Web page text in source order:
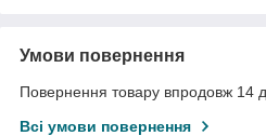
Умови повернення
Повернення товару впродовж 14
Всі умови повернення